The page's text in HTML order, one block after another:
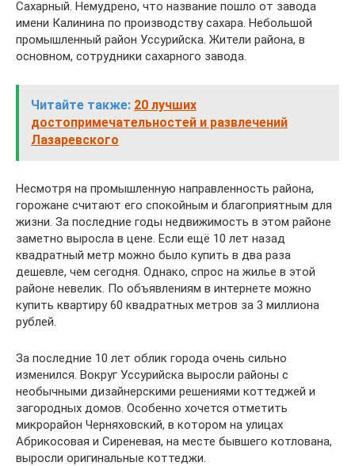
Сахарный. Немудрено, что название пошло от завода
имени Калинина по производству сахара. Небольшой
промышленный район Уссурийска. Жители района, в
основном, сотрудники сахарного завода.
Читайте также: 20 лучших
достопримечательностей и развлечений
Лазаревского
Несмотря на промышленную направленность района,
горожане считают его спокойным и благоприятным для
жизни. За последние годы недвижимость в этом районе
заметно выросла в цене. Если ещё 10 лет назад
квадратный метр можно было купить в два раза
дешевле, чем сегодня. Однако, спрос на жилье в этой
районе невелик. По объявлениям в интернете можно
купить квартиру 60 квадратных метров за 3 миллиона
рублей.
За последние 10 лет облик города очень сильно
изменился. Вокруг Уссурийска выросли районы с
необычными дизайнерскими решениями коттеджей и
загородных домов. Особенно хочется отметить
микрорайон Черняховский, в котором на улицах
Абрикосовая и Сиреневая, на месте бывшего котлована,
выросли оригинальные коттеджи.